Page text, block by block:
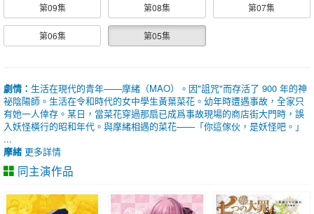
第09集 第08集 第07集
第06集 第05集
劇情： 生活在現代的青年——摩緒（MAO）。因"詛咒"而存活了 900 年的神
祕陰陽師。生活在令和時代的女中學生黃葉菜花。幼年時遭遇事故，全家只
有她一人倖存。某日，當菜花穿過那扇已成爲事故現場的商店街大門時，誤
入妖怪橫行的昭和年代。與摩緒相遇的菜花——「你這傢伙，是妖怪吧。」
...
摩緒 更多詳情
同主演作品